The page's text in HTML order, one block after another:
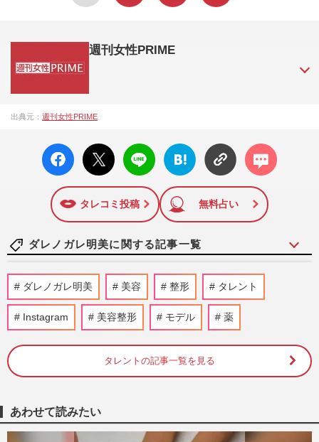
週刊女性PRIME
成27年）1月に開設された主婦と生活社が運営する日本のニュ
陣の執筆記事を配信するほか、女性週刊誌『週刊女性』の誌
面に掲載された記事から、インターネット利用者層にとって
特に関心の高い題材の記事を、WEB向けにリライトして配信
しています！
出典元： 週刊女性PRIME
facebo
ok い
X ポス
ト
LINE
はてな
ブック
に追加
コメン
ト
タレコミ投稿 無料占い
ダレノガレ明美に関する記事一覧
福岡の梨5000個窃盗被害に「もう栽培辞め
ます」の悲痛にダレノガレ明美はクラファ
ン提案、メルカリ“大量転…
週刊女性PRIME
ダレノガレ明美、16歳の姪・まりが『今日
好き』出演決定で「凄い顔面DNA」衝撃
週刊女性PRIME
ダレノガレ明美 美容 整形 タレント
Instagram 美容整形 モデル 薬
タレントの記事一覧を見る
あわせて読みたい